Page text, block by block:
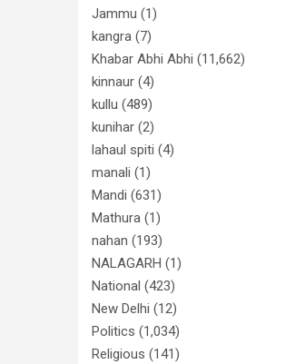
Jammu (1)
kangra (7)
Khabar Abhi Abhi (11,662)
kinnaur (4)
kullu (489)
kunihar (2)
lahaul spiti (4)
manali (1)
Mandi (631)
Mathura (1)
nahan (193)
NALAGARH (1)
National (423)
New Delhi (12)
Politics (1,034)
Religious (141)